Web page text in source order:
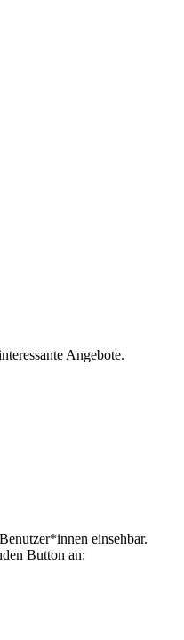
Angebote.
einsehbar.
Button an: